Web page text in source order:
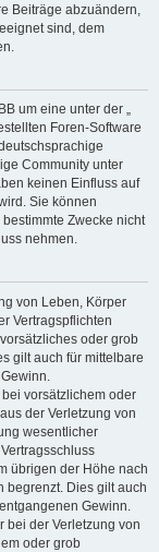
Beiträge abzuändern,
sind, dem
um eine unter der „
Foren-Software
Community unter
keinen Einfluss auf
Sie können
Zwecke nicht
nehmen.
von Leben, Körper
Vertragspflichten
oder grob
gilt auch für mittelbare
vorsätzlichem oder
der Verletzung von
wesentlicher
übrigen der Höhe nach
begrenzt. Dies gilt auch
Gewinn.
bei der Verletzung von
oder grob